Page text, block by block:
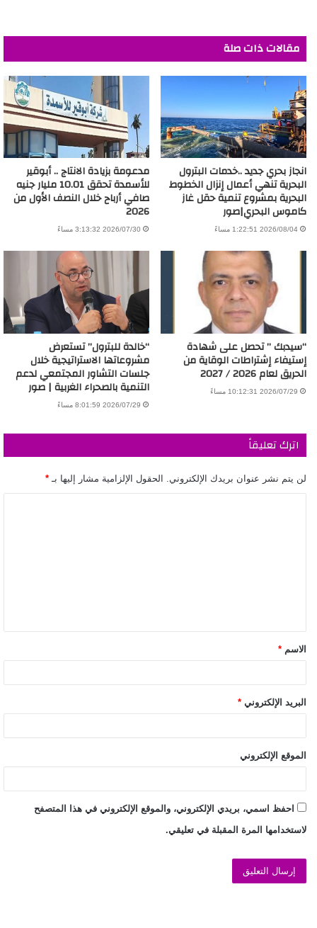
مقالات ذات صلة
انجاز بحري جديد ..خدمات البترول
البحرية تنهي أعمال إنزال الخطوط
البحرية بمشروع تنمية حقل غاز
كاموس البحري|صور
2026/08/04 1:22:51 مساءً
مدعومة بزيادة الانتاج .. أبوقير
للأسمدة تحقق 10.01 مليار جنيه
صافي أرباح خلال النصف الأول من
2026
2026/07/30 3:13:32 مساءً
“سيدبك ” تحصل على شهادة
إستيفاء إشتراطات الوقاية من
الحريق لعام 2026 / 2027
2026/07/29 10:12:31 مساءً
“خالدة للبترول” تستعرض
مشروعاتها الاستراتيجية خلال
جلسات التشاور المجتمعي لدعم
التنمية بالصحراء الغربية | صور
2026/07/29 8:01:59 مساءً
اترك تعليقاً
لن يتم نشر عنوان بريدك الإلكتروني. الحقول الإلزامية مشار إليها بـ *
الاسم *
البريد الإلكتروني *
الموقع الإلكتروني
احفظ اسمي، بريدي الإلكتروني، والموقع الإلكتروني في هذا المتصفح
لاستخدامها المرة المقبلة في تعليقي.